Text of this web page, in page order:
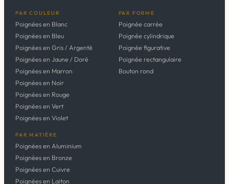
PAR COULEUR
Poignées en Blanc
Poignées en Bleu
Poignées en Gris / Argenté
Poignées en Jaune / Doré
Poignées en Marron
Poignées en Noir
Poignées en Rouge
Poignées en Vert
Poignées en Violet
PAR FORME
Poignée carrée
Poignée cylindrique
Poignée figurative
Poignée rectangulaire
Bouton rond
PAR MATIÈRE
Poignées en Aluminium
Poignées en Bronze
Poignées en Cuivre
Poignées en Laiton